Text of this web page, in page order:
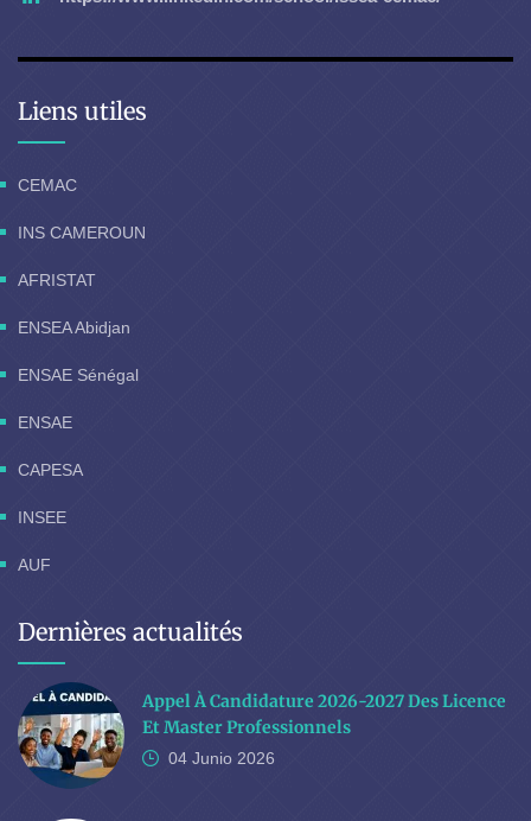
Liens utiles
CEMAC
INS CAMEROUN
AFRISTAT
ENSEA Abidjan
ENSAE Sénégal
ENSAE
CAPESA
INSEE
AUF
Dernières actualités
Appel À Candidature 2026-2027 Des Licence
Et Master Professionnels
04 Junio 2026